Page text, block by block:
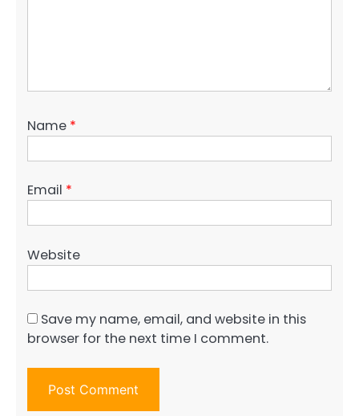
Name *
Email *
Website
Save my name, email, and website in this
browser for the next time I comment.